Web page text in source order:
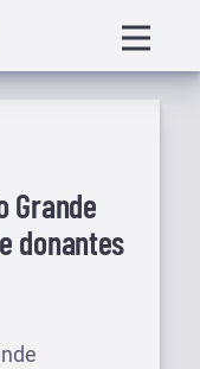
menu
Grande
donantes